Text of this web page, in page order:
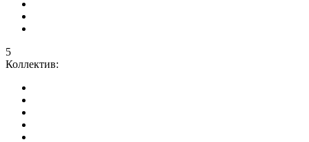
5
Коллектив: